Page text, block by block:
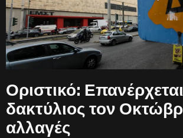
Οριστικό:
δακτύλιος τον
αλλαγές